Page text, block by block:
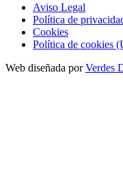
Aviso Legal
Política de
Cookies
Política de cookies
Web diseñada porVerdes